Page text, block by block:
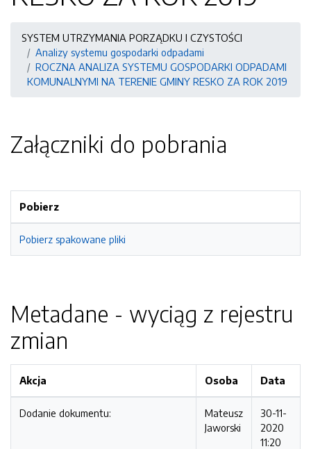
SYSTEM UTRZYMANIA PORZĄDKU I CZYSTOŚCI
Analizy systemu gospodarki odpadami
ROCZNA ANALIZA SYSTEMU GOSPODARKI ODPADAMI
KOMUNALNYMI NA TERENIE GMINY RESKO ZA ROK 2019
Załączniki do pobrania
Pobierz
Pobierz spakowane pliki
Metadane - wyciąg z rejestru
zmian
Akcja Osoba Data
Dodanie dokumentu:
Mateusz
Jaworski
30-11-
2020
11:20